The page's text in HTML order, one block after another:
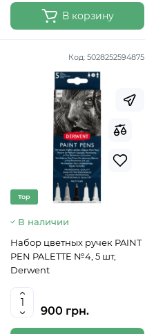
В корзину
Код: 5028252594875
Top
В наличии
Набор цветных ручек PAINT
PEN PALETTE №4, 5 шт,
Derwent
900 грн.